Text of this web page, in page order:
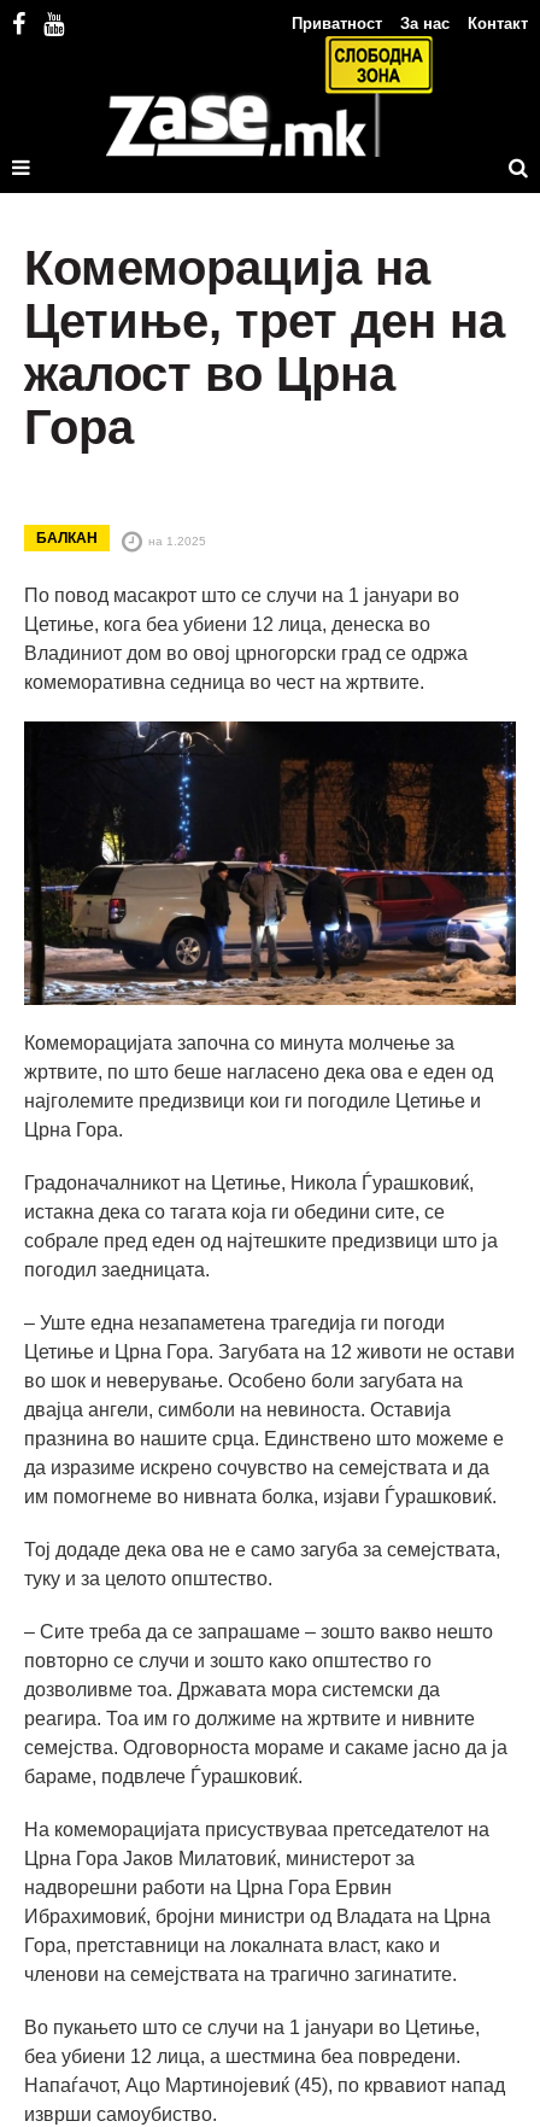
Приватност За нас Контакт
Комеморација на
Цетиње, трет ден на
жалост во Црна
Гора
БАЛКАН на 1.2025
По повод масакрот што се случи на 1 јануари во
Цетиње, кога беа убиени 12 лица, денеска во
Владиниот дом во овој црногорски град се одржа
комеморативна седница во чест на жртвите.
Комеморацијата започна со минута молчење за
жртвите, по што беше нагласено дека ова е еден од
најголемите предизвици кои ги погодиле Цетиње и
Црна Гора.
Градоначалникот на Цетиње, Никола Ѓурашковиќ,
истакна дека со тагата која ги обедини сите, се
собрале пред еден од најтешките предизвици што ја
погодил заедницата.
– Уште една незапаметена трагедија ги погоди
Цетиње и Црна Гора. Загубата на 12 животи не остави
во шок и неверување. Особено боли загубата на
двајца ангели, симболи на невиноста. Оставија
празнина во нашите срца. Единствено што можеме е
да изразиме искрено сочувство на семејствата и да
им помогнеме во нивната болка, изјави Ѓурашковиќ.
Тој додаде дека ова не е само загуба за семејствата,
туку и за целото општество.
– Сите треба да се запрашаме – зошто вакво нешто
повторно се случи и зошто како општество го
дозволивме тоа. Државата мора системски да
реагира. Тоа им го должиме на жртвите и нивните
семејства. Одговорноста мораме и сакаме јасно да ја
бараме, подвлече Ѓурашковиќ.
На комеморацијата присуствуваа претседателот на
Црна Гора Јаков Милатовиќ, министерот за
надворешни работи на Црна Гора Ервин
Ибрахимовиќ, бројни министри од Владата на Црна
Гора, претставници на локалната власт, како и
членови на семејствата на трагично загинатите.
Во пукањето што се случи на 1 јануари во Цетиње,
беа убиени 12 лица, а шестмина беа повредени.
Напаѓачот, Ацо Мартинојевиќ (45), по крвавиот напад
изврши самоубиство.